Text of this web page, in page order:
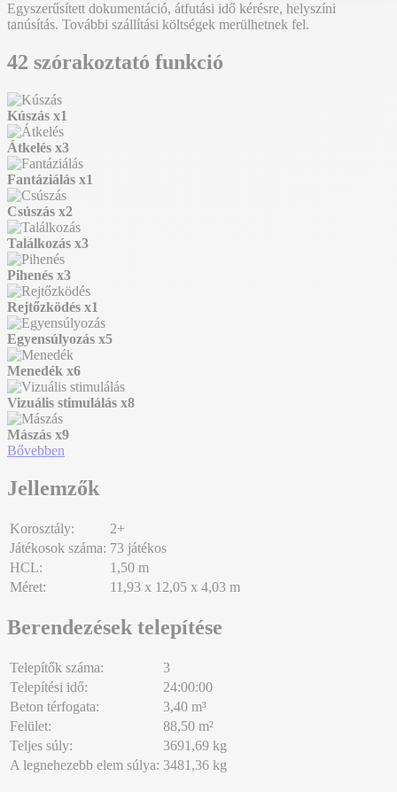
Egyszerűsített dokumentáció, átfutási idő kérésre, helyszíni
tanúsítás. További szállítási költségek merülhetnek fel.
42 szórakoztató funkció
Kúszás x1
Átkelés x3
Fantáziálás x1
Csúszás x2
Találkozás x3
Pihenés x3
Rejtőzködés x1
Egyensúlyozás x5
Menedék x6
Vizuális stimulálás x8
Mászás x9
Bővebben
Jellemzők
Korosztály:
2+
Játékosok száma: 73 játékos
HCL:
1,50 m
Méret:
11,93 x 12,05 x 4,03 m
Berendezések telepítése
Telepítők száma:
3
Telepítési idő:
24:00:00
Beton térfogata:
3,40 m³
Felület:
88,50 m²
Teljes súly:
3691,69 kg
A legnehezebb elem súlya: 3481,36 kg